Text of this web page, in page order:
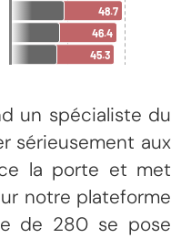
un spécialiste du
sérieusement aux
la porte et met
notre plateforme
de 280 se pose